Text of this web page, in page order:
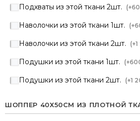
Подхваты из этой ткани 2шт. (+
Наволочки из этой ткани 1шт. (+
Наволочки из этой ткани 2шт. (+
Подушки из этой ткани 1шт. (+
Подушки из этой ткани 2шт. (+1
ШОППЕР 40Х50СМ ИЗ ПЛОТНОЙ